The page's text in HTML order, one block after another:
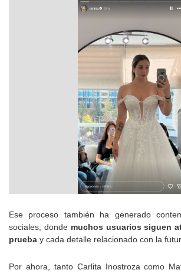
Ese proceso también ha generado
sociales, donde muchos usuarios siguen
prueba y cada detalle relacionado con la
Por ahora, tanto Carlita Inostroza como